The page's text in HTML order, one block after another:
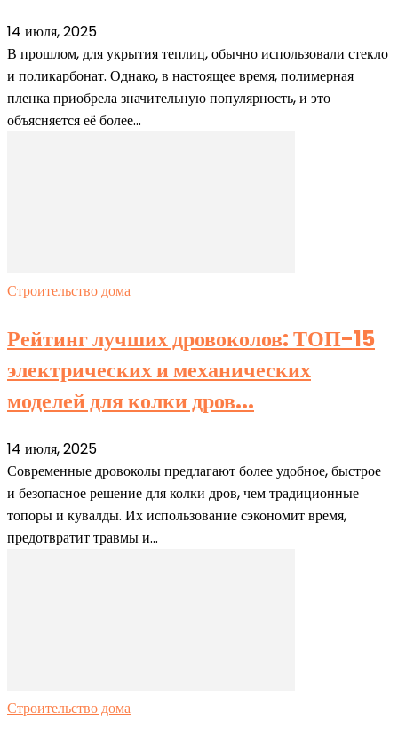
14 июля, 2025
В прошлом, для укрытия теплиц, обычно использовали стекло
и поликарбонат. Однако, в настоящее время, полимерная
пленка приобрела значительную популярность, и это
объясняется её более...
Строительство дома
Рейтинг лучших дровоколов: ТОП-15
электрических и механических
моделей для колки дров...
14 июля, 2025
Современные дровоколы предлагают более удобное, быстрое
и безопасное решение для колки дров, чем традиционные
топоры и кувалды. Их использование сэкономит время,
предотвратит травмы и...
Строительство дома